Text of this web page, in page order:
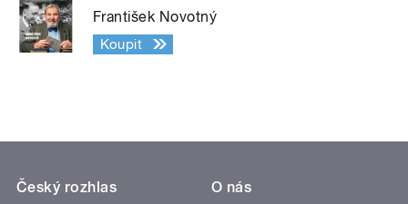
František Novotný
Koupit
Český rozhlas
O nás